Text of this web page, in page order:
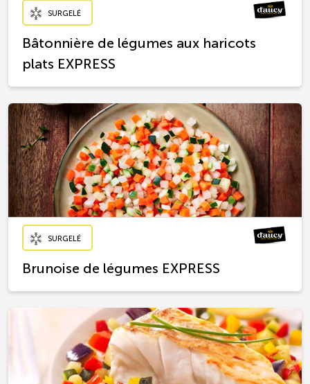
SURGELÉ
Bâtonnière de légumes aux haricots
plats EXPRESS
SURGELÉ
Brunoise de légumes EXPRESS